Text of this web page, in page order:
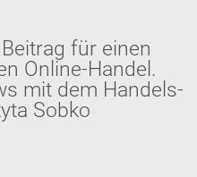
für einen
Online-Handel.
mit dem Handels-
Sobko